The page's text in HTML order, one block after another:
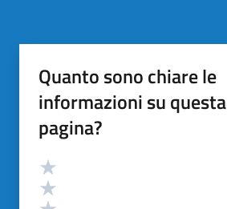
Quanto sono chiare le
informazioni su questa
pagina?
Valutazione